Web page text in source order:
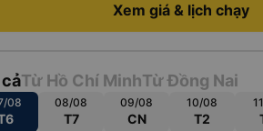
Xem giá & lịch chạy
Từ Hồ Chí MinhTừ Đồng Nai
08 08/08
T7
09/08
CN
10/08
T2